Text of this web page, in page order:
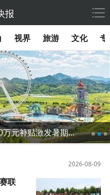
报
视界 旅游 文化 专
“AI杭州·动感夏日游”启幕 超5000万元补贴激发暑期消费
2026-08-09
联